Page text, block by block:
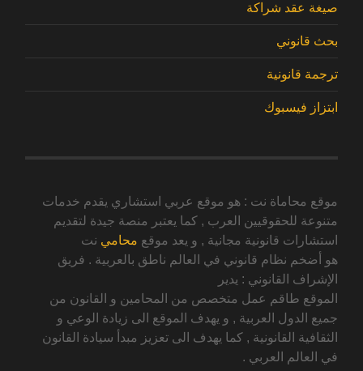
صيغة عقد شراكة
بحث قانوني
ترجمة قانونية
ابتزاز فيسبوك
موقع محاماة نت : هو موقع عربي استشاري يقدم خدمات
متنوعة للحقوقيين العرب , كما يعتبر منصة جيدة لتقديم
استشارات قانونية مجانية , و يعد موقع محامي نت
هو أضخم نظام قانوني في العالم ناطق بالعربية . فريق
الإشراف القانوني : يدير
الموقع طاقم عمل متخصص من المحامين و القانون من
جميع الدول العربية , و يهدف الموقع الى زيادة الوعي و
الثقافية القانونية , كما يهدف الى تعزيز مبدأ سيادة القانون
في العالم العربي .